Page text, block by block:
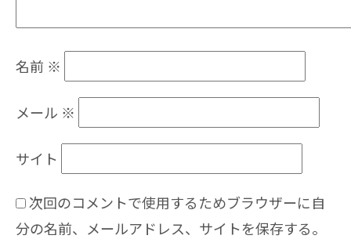
名前 ※
メール ※
サイト
次回のコメントで使用するためブラウザーに自
分の名前、メールアドレス、サイトを保存する。